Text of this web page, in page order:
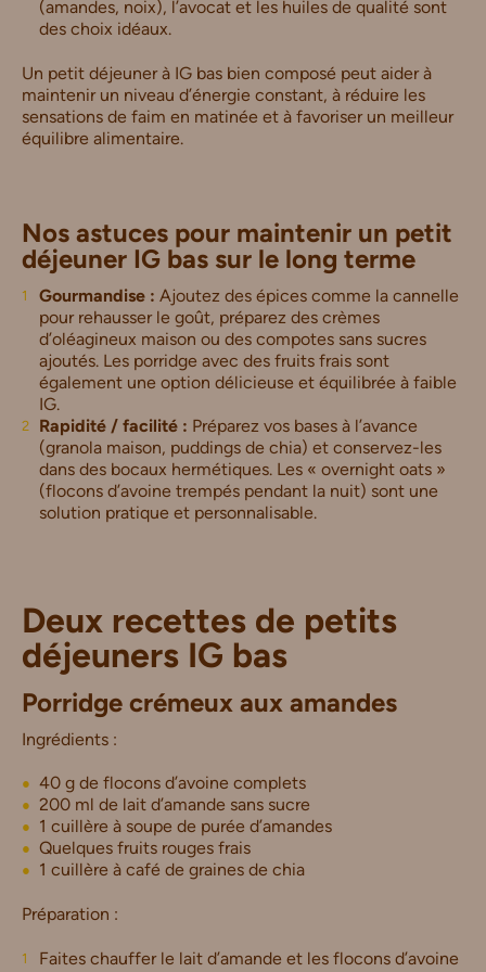
(amandes, noix), l’avocat et les huiles de qualité sont
des choix idéaux.
Un petit déjeuner à IG bas bien composé peut aider à
maintenir un niveau d’énergie constant, à réduire les
sensations de faim en matinée et à favoriser un meilleur
équilibre alimentaire.
Nos astuces pour maintenir un petit
déjeuner IG bas sur le long terme
Gourmandise : Ajoutez des épices comme la cannelle
pour rehausser le goût, préparez des crèmes
d’oléagineux maison ou des compotes sans sucres
ajoutés. Les porridge avec des fruits frais sont
également une option délicieuse et équilibrée à faible
IG.
Rapidité / facilité : Préparez vos bases à l’avance
(granola maison, puddings de chia) et conservez-les
dans des bocaux hermétiques. Les « overnight oats »
(flocons d’avoine trempés pendant la nuit) sont une
solution pratique et personnalisable.
Deux recettes de petits
déjeuners IG bas
Porridge crémeux aux amandes
Ingrédients :
40 g de flocons d’avoine complets
200 ml de lait d’amande sans sucre
1 cuillère à soupe de purée d’amandes
Quelques fruits rouges frais
1 cuillère à café de graines de chia
Préparation :
Faites chauffer le lait d’amande et les flocons d’avoine